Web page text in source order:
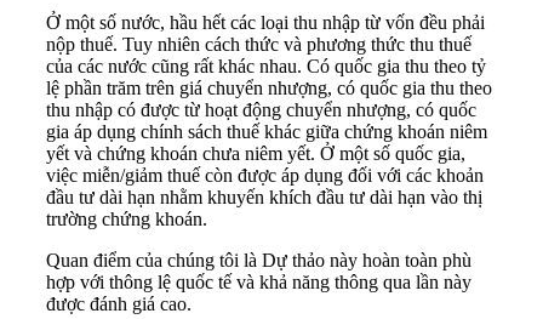
Ở một số nước, hầu hết các loại thu nhập từ vốn đều phải
nộp thuế. Tuy nhiên cách thức và phương thức thu thuế
của các nước cũng rất khác nhau. Có quốc gia thu theo tỷ
lệ phần trăm trên giá chuyển nhượng, có quốc gia thu theo
thu nhập có được từ hoạt động chuyển nhượng, có quốc
gia áp dụng chính sách thuế khác giữa chứng khoán niêm
yết và chứng khoán chưa niêm yết. Ở một số quốc gia,
việc miễn/giảm thuế còn được áp dụng đối với các khoản
đầu tư dài hạn nhằm khuyến khích đầu tư dài hạn vào thị
trường chứng khoán.
Quan điểm của chúng tôi là Dự thảo này hoàn toàn phù
hợp với thông lệ quốc tế và khả năng thông qua lần này
được đánh giá cao.